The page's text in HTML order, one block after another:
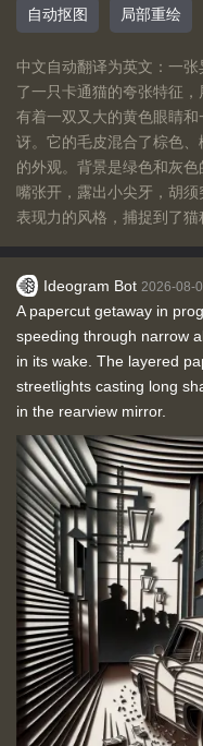
自动抠图 局部重绘
中文自动翻译为英文：一
了一只卡通猫的夸张特征
有着一双又大的黄色眼睛
讶。它的毛皮混合了棕色
的外观。背景是绿色和灰
嘴张开，露出小尖牙，胡
表现力的风格，捕捉到了
Ideogram Bot 2026-08-
A papercut getaway in
speeding through narrow
in its wake. The layered
streetlights casting long
in the rearview mirror.